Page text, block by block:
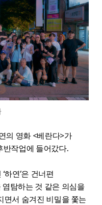
의 영화 <베란다>가
반작업에 들어갔다.
하연’은 건너편
탐하는 것 같은 의심을
면서 숨겨진 비밀을 쫓는